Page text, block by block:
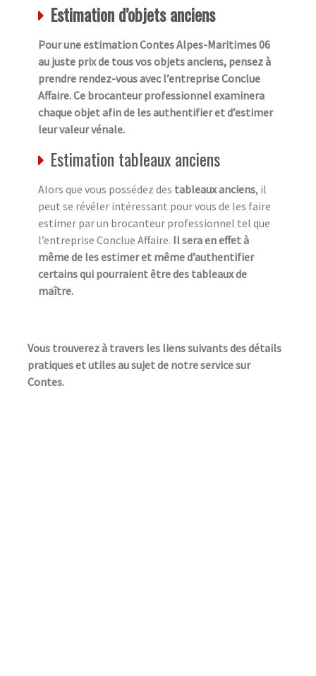
Estimation d’objets anciens
Pour une estimation Contes Alpes-Maritimes 06
au juste prix de tous vos objets anciens, pensez à
prendre rendez-vous avec l’entreprise Conclue
Affaire. Ce brocanteur professionnel examinera
chaque objet afin de les authentifier et d’estimer
leur valeur vénale.
Estimation tableaux anciens
Alors que vous possédez des tableaux anciens, il
peut se révéler intéressant pour vous de les faire
estimer par un brocanteur professionnel tel que
l’entreprise Conclue Affaire. Il sera en effet à
même de les estimer et même d’authentifier
certains qui pourraient être des tableaux de
maître.
Vous trouverez à travers les liens suivants des détails
pratiques et utiles au sujet de notre service sur
Contes.